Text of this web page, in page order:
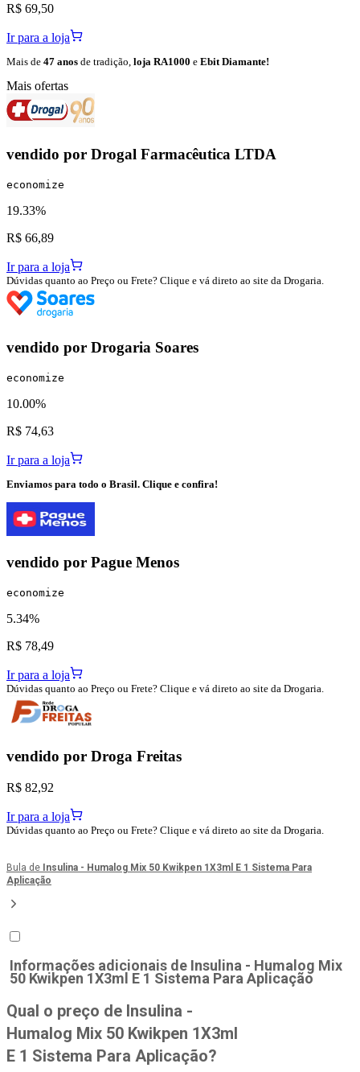
R$ 69,50
Ir para a loja
Mais de 47 anos de tradição, loja RA1000 e Ebit Diamante!
Mais ofertas
vendido por Drogal Farmacêutica LTDA
economize
19.33%
R$ 66,89
Ir para a loja
Dúvidas quanto ao Preço ou Frete? Clique e vá direto ao site da Drogaria.
vendido por Drogaria Soares
economize
10.00%
R$ 74,63
Ir para a loja
Enviamos para todo o Brasil. Clique e confira!
vendido por Pague Menos
economize
5.34%
R$ 78,49
Ir para a loja
Dúvidas quanto ao Preço ou Frete? Clique e vá direto ao site da Drogaria.
vendido por Droga Freitas
R$ 82,92
Ir para a loja
Dúvidas quanto ao Preço ou Frete? Clique e vá direto ao site da Drogaria.
Bula de Insulina - Humalog Mix 50 Kwikpen 1X3ml E 1 Sistema Para
Aplicação
Informações adicionais de Insulina - Humalog Mix
50 Kwikpen 1X3ml E 1 Sistema Para Aplicação
Qual o preço de Insulina -
Humalog Mix 50 Kwikpen 1X3ml
E 1 Sistema Para Aplicação?